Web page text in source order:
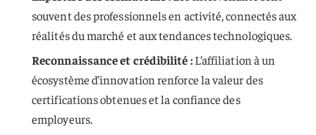
souvent des professionnels en activité, connectés aux
réalités du marché et aux tendances technologiques.
Reconnaissance et crédibilité :L’affiliation à un
écosystème d’innovation renforce la valeur des
certifications obtenues et la confiance des
employeurs.